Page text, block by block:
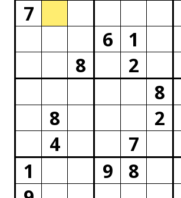
7
6
1
8
2
8
8
2
4
7
1
9 8